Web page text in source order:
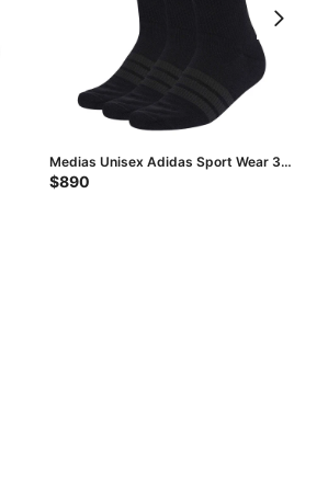
Medias Unisex Adidas Sport Wear 3
Pares - Negro
$890